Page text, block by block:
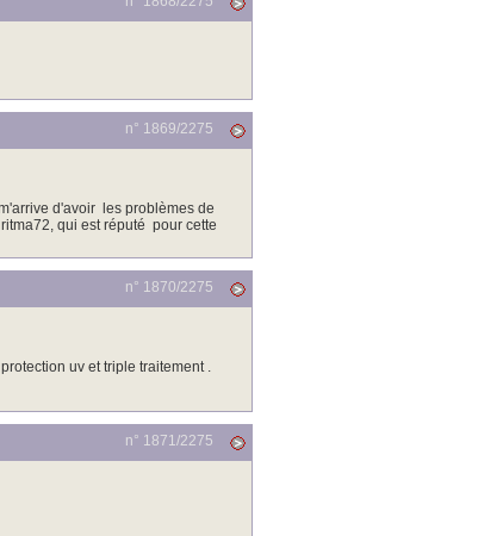
n° 1869/2275
d'avoir les problèmes de
qui est réputé pour cette
n° 1870/2275
uv et triple traitement .
n° 1871/2275